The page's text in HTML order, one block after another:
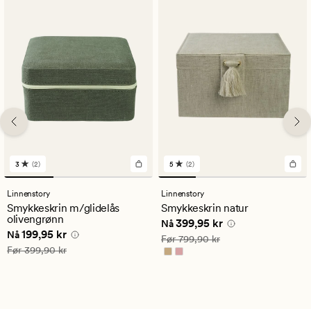
2
anmeldelser
med
en
gjennomsnittlig
vurdering
på
3
3 (2)
Linnenstory
Smykkeskrin m/glidelås
olivengrønn
Nåværende pris
Nå199,95 kr
Vanlig pris 399,90 kr
Før399,90 kr
2
anmeldelser
med
en
gjennomsnittlig
vurdering
på
5
5 (2)
Linnenstory
Smykkeskrin natur
Nåværende pris
Nå399,95 kr
Vanlig pris 799,90 kr
Før799,90 kr